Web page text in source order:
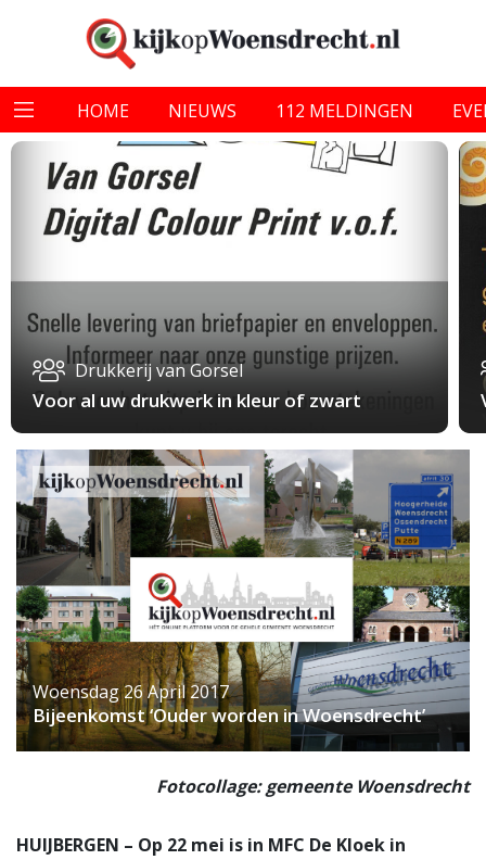
HOME NIEUWS 112 MELDINGEN
Drukkerij van Gorsel
Voor al uw drukwerk in kleur of zwart
Woensdag 26 April 2017
Bijeenkomst ‘Ouder worden in Woensdrecht’
Fotocollage: gemeente Woensdrecht
HUIJBERGEN – Op 22 mei is in MFC De Kloek in